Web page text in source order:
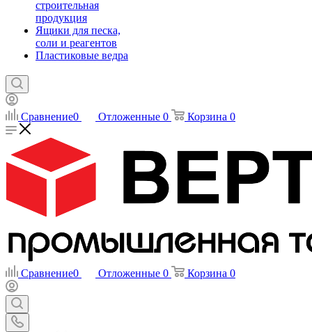
строительная
продукция
Ящики для песка,
соли и реагентов
Пластиковые ведра
Сравнение0 Отложенные 0 Корзина 0
Сравнение0 Отложенные 0 Корзина 0